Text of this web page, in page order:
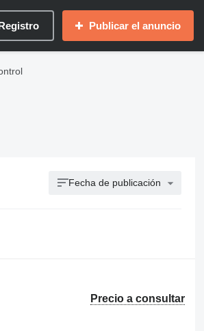
Publicar el anuncio
Fecha de publicación
Precio a consultar